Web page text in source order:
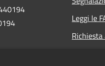
Leggi le